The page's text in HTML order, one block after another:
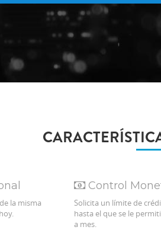
la misma
Control
Solicita un límite de
hasta el que se le
a mes.